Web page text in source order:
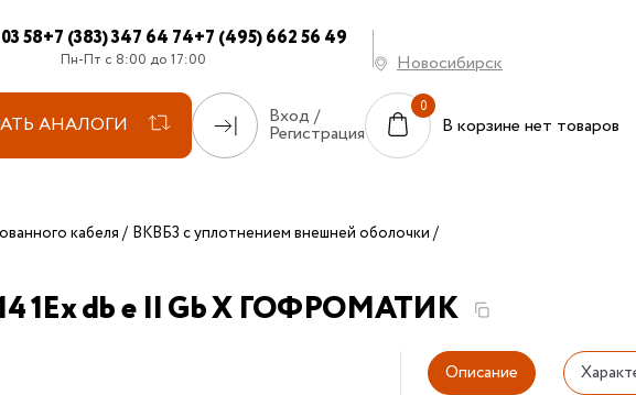
58+7 (383) 347 64 74+7 (495) 662 56 49
Пн-Пт с 8:00 до 17:00 Новосибирск
АНАЛОГИ Вход /
Регистрация В корзине нет товаров
кабеля ВКВБ3 с уплотнением внешней оболочки
1Ex db e II Gb X ГОФРОМАТИК
Описание